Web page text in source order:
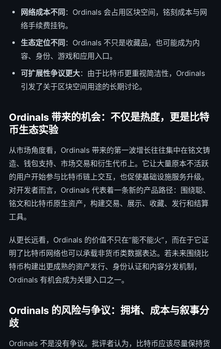
网络成本不同：Ordinals 会占用区块空间，铭刻成本与网
络手续费挂钩。
生态定位不同：Ordinals 不只是收藏品，也可能成为内
容、身份、游戏和应用入口。
可扩展性争议更大：由于比特币更重视简洁性，Ordinals
引发了关于区块空间用途的长期讨论。
Ordinals 带来的机会：不仅是热度，更是比特
币生态实验
从市场角度看，Ordinals 带来的第一波增长往往集中在铭文铸
造、钱包支持、市场交易和衍生代币上。它让大量原本不活跃
的用户开始参与比特币链上交互，也促使基础设施服务升级。
对开发者而言，Ordinals 代表着一条新的产品路径：围绕聪、
铭文和比特币原生资产，构建交易、展示、收藏、发行和结算
工具。
从更长远看，Ordinals 的价值不只在“能不能火”，而在于它证
明了比特币网络也可以承载非货币类数据表达。若未来围绕比
特币构建出更成熟的资产发行、身份认证和内容分发机制，
Ordinals 有机会成为关键入口之一。
Ordinals 的风险与争议：拥堵、成本与叙事分
歧
Ordinals 不是没有争议。批评者认为，比特币应该尽量保持货